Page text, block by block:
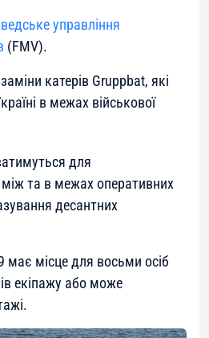
управління
(FMV).
катерів Gruppbat, які
в межах військової
для
та в межах оперативних
десантних
має місце для восьми осіб
екіпажу або може